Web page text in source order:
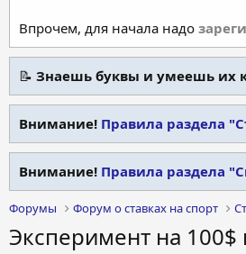
Впрочем, для начала надо
📝 Знаешь буквы и умеешь их
Внимание! Правила раздела
Внимание! Правила раздела
Форумы Форум о ставках на спорт
Эксперимент на 100$